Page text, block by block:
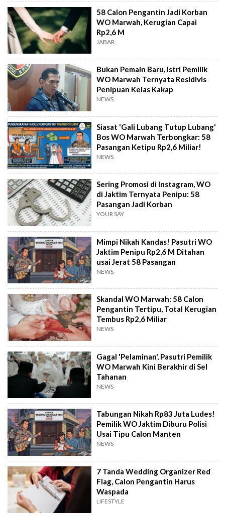
58 Calon Pengantin Jadi Korban
WO Marwah, Kerugian Capai
Rp2,6 M
JABAR
Bukan Pemain Baru, Istri Pemilik
WO Marwah Ternyata Residivis
Penipuan Kelas Kakap
NEWS
Siasat 'Gali Lubang Tutup Lubang'
Bos WO Marwah Terbongkar: 58
Pasangan Ketipu Rp2,6 Miliar!
NEWS
Sering Promosi di Instagram, WO
di Jaktim Ternyata Penipu: 58
Pasangan Jadi Korban
YOUR SAY
Mimpi Nikah Kandas! Pasutri WO
Jaktim Penipu Rp2,6 M Ditahan
usai Jerat 58 Pasangan
NEWS
Skandal WO Marwah: 58 Calon
Pengantin Tertipu, Total Kerugian
Tembus Rp2,6 Miliar
NEWS
Gagal 'Pelaminan', Pasutri Pemilik
WO Marwah Kini Berakhir di Sel
Tahanan
NEWS
Tabungan Nikah Rp83 Juta Ludes!
Pemilik WO Jaktim Diburu Polisi
Usai Tipu Calon Manten
NEWS
7 Tanda Wedding Organizer Red
Flag, Calon Pengantin Harus
Waspada
LIFESTYLE